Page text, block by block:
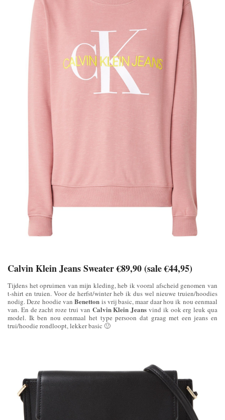
Calvin Klein Jeans Sweater €89,90 (sale €44,95)
Tijdens het opruimen van mijn kleding, heb ik vooral afscheid genomen van
t-shirt en truien. Voor de herfst/winter heb ik dus wel nieuwe truien/hoodies
nodig. Deze hoodie vanBenetton is vrij basic, maar daar hou ik nou eenmaal
van. En de zacht roze trui van Calvin Klein Jeans vind ik ook erg leuk qua
model. Ik ben nou eenmaal het type persoon dat graag met een jeans en
trui/hoodie rondloopt, lekker basic 🙂